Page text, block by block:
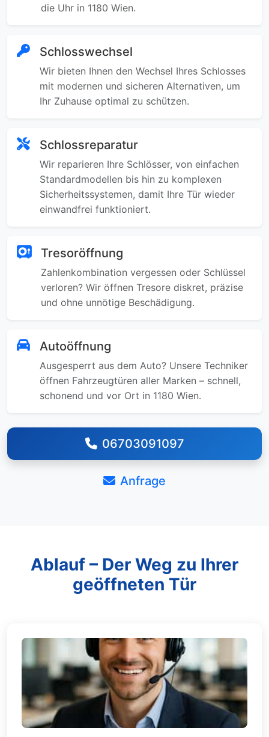
die Uhr in 1180 Wien.
Schlosswechsel
Wir bieten Ihnen den Wechsel Ihres Schlosses
mit modernen und sicheren Alternativen, um
Ihr Zuhause optimal zu schützen.
Schlossreparatur
Wir reparieren Ihre Schlösser, von einfachen
Standardmodellen bis hin zu komplexen
Sicherheitssystemen, damit Ihre Tür wieder
einwandfrei funktioniert.
Tresoröffnung
Zahlenkombination vergessen oder Schlüssel
verloren? Wir öffnen Tresore diskret, präzise
und ohne unnötige Beschädigung.
Autoöffnung
Ausgesperrt aus dem Auto? Unsere Techniker
öffnen Fahrzeugtüren aller Marken – schnell,
schonend und vor Ort in 1180 Wien.
06703091097
Anfrage
Ablauf – Der Weg zu Ihrer
geöffneten Tür